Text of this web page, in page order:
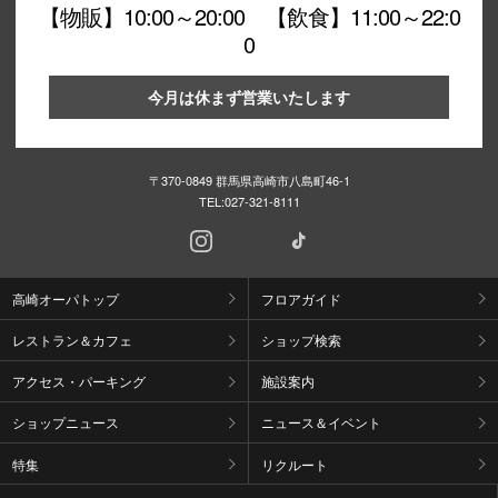
【物販】10:00～20:00 【飲食】11:00～22:0
0
今月は休まず営業いたします
〒370-0849 群馬県高崎市八島町46-1
TEL:027-321-8111
高崎オーパトップ フロアガイド
レストラン＆カフェ ショップ検索
アクセス・パーキング 施設案内
ショップニュース ニュース＆イベント
特集 リクルート